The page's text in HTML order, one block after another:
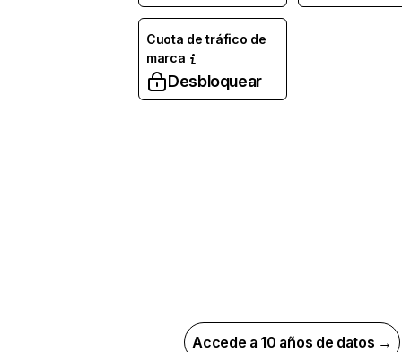
Cuota de tráfico de
marca
Desbloquear
Accede a 10 años de datos →